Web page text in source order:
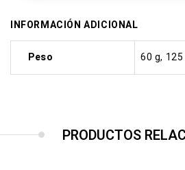
INFORMACIÓN ADICIONAL
Peso 60 g,
PRODUCTOS